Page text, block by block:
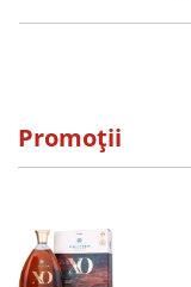
Promoții